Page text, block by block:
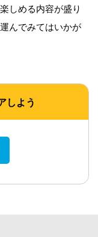
しめる内容が盛り
んでみてはいかが
しよう